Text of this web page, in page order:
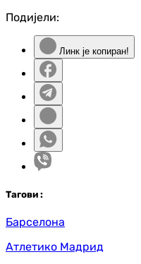
Подијели:
Линк је копиран!
Тагови :
Барселона
Атлетико Мадрид